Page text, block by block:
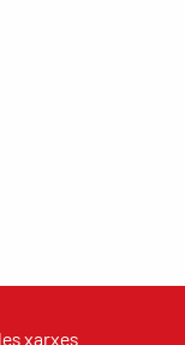
xarxes